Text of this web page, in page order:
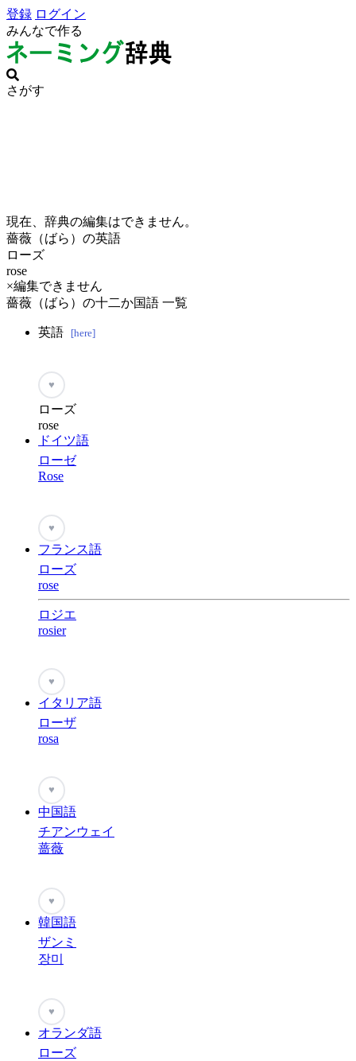
登録 ログイン
みんなで作る
さがす
現在、辞典の編集はできません。
薔薇（ばら）の英語
ローズ
rose
×編集できません
薔薇（ばら）の十二か国語 一覧
英語 [here]
♥
ローズ
rose
ドイツ語
ローゼ
Rose
♥
フランス語
ローズ
rose
ロジエ
rosier
♥
イタリア語
ローザ
rosa
♥
中国語
チアンウェイ
蔷薇
♥
韓国語
ザンミ
장미
♥
オランダ語
ローズ